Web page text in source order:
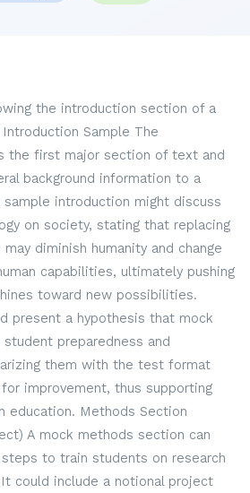
the introduction section of a
Sample The
the first major section of text and
background information to a
introduction might discuss
on society, stating that replacing
diminish humanity and change
capabilities, ultimately pushing
toward new possibilities.
present a hypothesis that mock
preparedness and
them with the test format
improvement, thus supporting
education. Methods Section
A mock methods section can
to train students on research
could include a notional project